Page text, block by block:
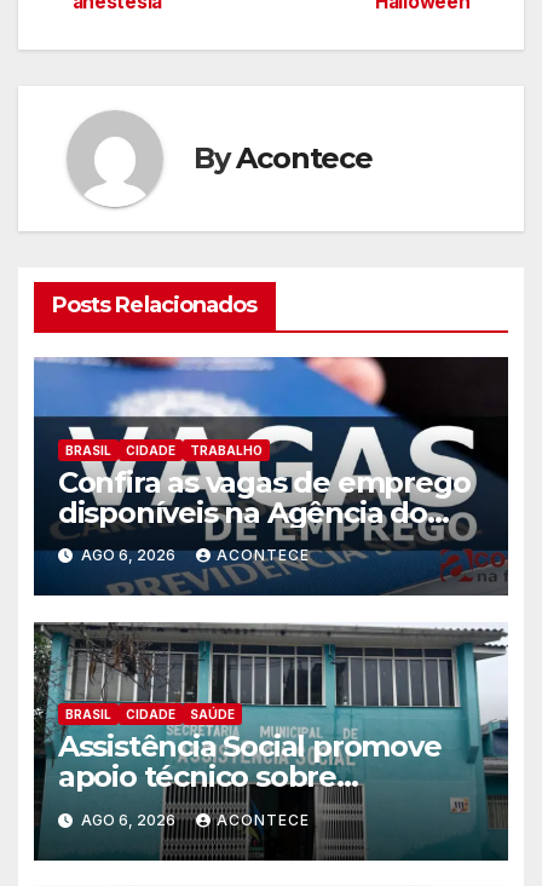
artigos
ByAcontece
Posts Relacionados
BRASIL CIDADE TRABALHO
Confira as vagas de emprego
disponíveis na Agência do
Trabalhador
AGO 6, 2026 ACONTECE
BRASIL CIDADE SAÚDE
Assistência Social promove
apoio técnico sobre
preparação e resposta a
situações de emergência e
calamidade pública
AGO 6, 2026 ACONTECE